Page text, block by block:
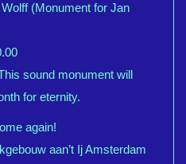
(Monument for Jan
sound monument will
for eternity.
again!
aan’t Ij Amsterdam